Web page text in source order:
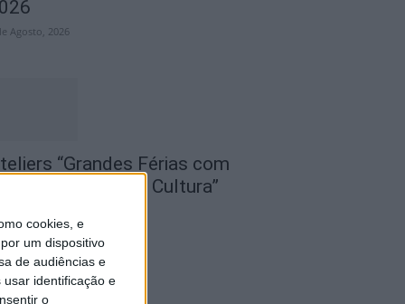
cookies, e
um dispositivo
de audiências e
identificação e
o
Agosto, 2026
“Grandes Férias com
Desporto e Cultura”